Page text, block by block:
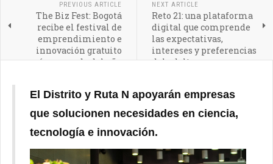
PREVIOUS ARTICLE
The Biz Fest: Bogotá
recibe el festival de
emprendimiento e
innovación gratuito
más esperado del año
NEXT ARTICLE
Reto 21: una plataforma
digital que comprende
las expectativas,
intereses y preferencias
del adulto mayor
El Distrito y Ruta N apoyarán empresas
que solucionen necesidades en ciencia,
tecnología e innovación.